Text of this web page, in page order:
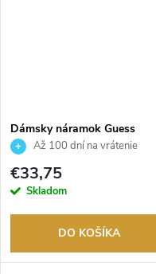
Dámsky náramok Guess
JUBB05378JWYGS
Až 100 dní na vrátenie
tovaru. Autorizovaný predajca.
€33,75
Skladom
DO KOŠÍKA